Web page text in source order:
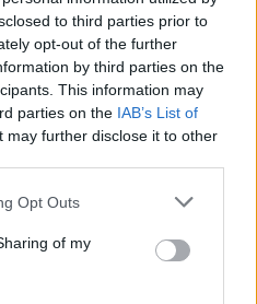
to third parties prior to
opt-out of the further
by third parties on the
This information may
parties on the IAB’s List of
may further disclose it to other
Opt Outs
of my
išmokė naudotis
profilį.
ir anūkų dėmesio
feisbuko tyrus ir
nutūpdavo lauko
tvorą pranešinėdavo